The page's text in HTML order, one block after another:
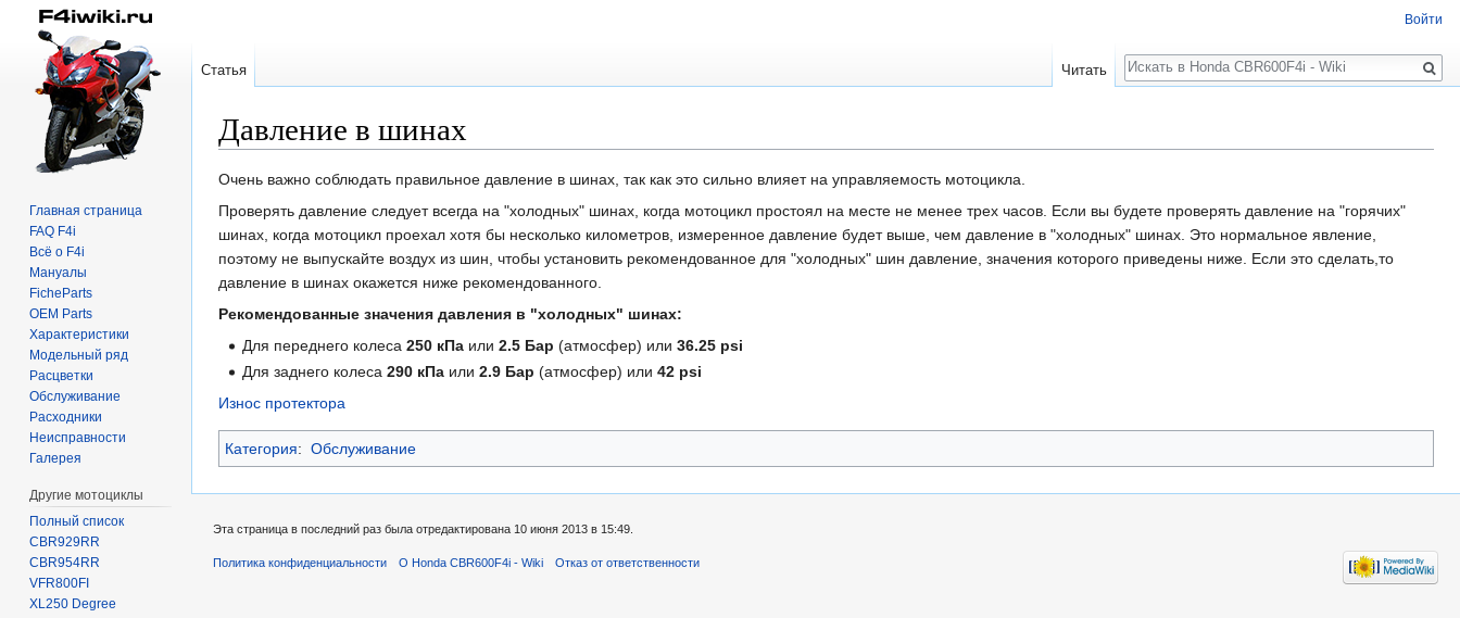
Давление в шинах
Перейти
к
Перейти
к
Очень важно соблюдать правильное давление в шинах, так как это сильно влияет на управляемость мотоцикла.
Проверять давление следует всегда на "холодных" шинах, когда мотоцикл простоял на месте не менее трех часов. Если вы будете проверять давление на "горячих"
шинах, когда мотоцикл проехал хотя бы несколько километров, измеренное давление будет выше, чем давление в "холодных" шинах. Это нормальное явление,
поэтому не выпускайте воздух из шин, чтобы установить рекомендованное для "холодных" шин давление, значения которого приведены ниже. Если это сделать,то
давление в шинах окажется ниже рекомендованного.
Рекомендованные значения давления в "холодных" шинах:
Для переднего колеса250 кПа или2.5 Бар (атмосфер) или36.25 psi
Для заднего колеса290 кПа или2.9 Бар (атмосфер) или42 psi
Износ протектора
Категория: Обслуживание
Войти
Статья Читать
Поиск
Главная страница
FAQ F4i
Всё о F4i
Мануалы
FicheParts
OEM Parts
Характеристики
Модельный ряд
Расцветки
Обслуживание
Расходники
Неисправности
Галерея
Другие мотоциклы
Полный список
CBR929RR
CBR954RR
VFR800FI
XL250 Degree
Эта страница в последний раз была отредактирована 10 июня 2013 в 15:49.
Политика конфиденциальности О Honda CBR600F4i - Wiki Отказ от ответственности